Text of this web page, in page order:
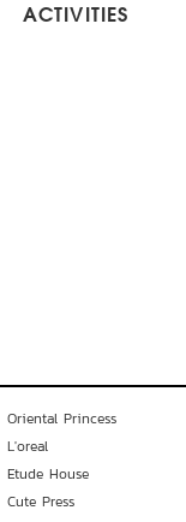
ACTIVITIES
Oriental Princess
L'oreal
Etude House
Cute Press